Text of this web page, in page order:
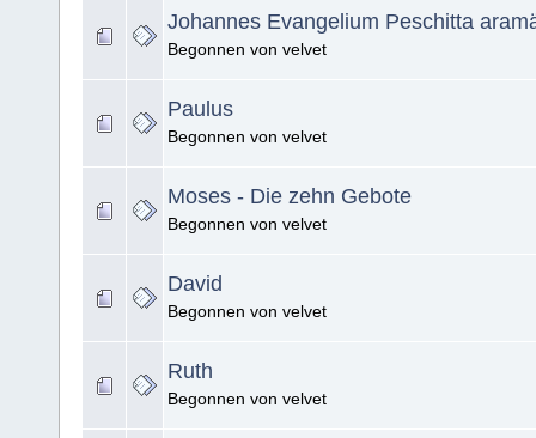
Johannes Evangelium Peschitta
Begonnen von velvet
Paulus
Begonnen von velvet
Moses - Die zehn Gebote
Begonnen von velvet
David
Begonnen von velvet
Ruth
Begonnen von velvet